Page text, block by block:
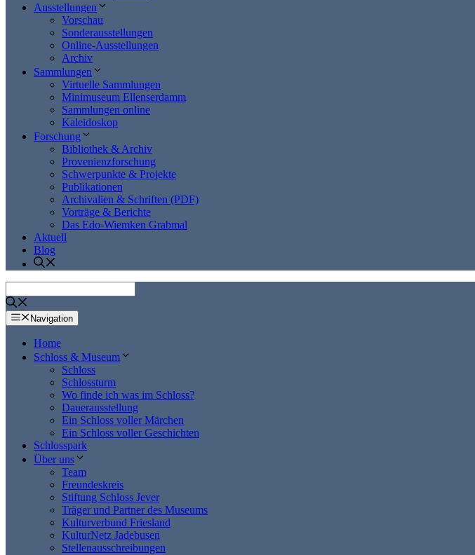
Ausstellungen
Vorschau
Sonderausstellungen
Online-Ausstellungen
Archiv
Sammlungen
Virtuelle Sammlungen
Minimuseum Ellenserdamm
Sammlungen online
Kaleidoskop
Forschung
Bibliothek & Archiv
Provenienzforschung
Schwerpunkte & Projekte
Publikationen
Archivalien & Schriften (PDF)
Vorträge & Berichte
Das Edo-Wiemken Grabmal
Aktuell
Blog
Navigation
Home
Schloss & Museum
Schloss
Schlossturm
Wo finde ich was im Schloss?
Dauerausstellung
Ein Schloss voller Märchen
Ein Schloss voller Geschichten
Schlosspark
Über uns
Team
Freundeskreis
Stiftung Schloss Jever
Träger und Partner des Museums
Kulturverbund Friesland
KulturNetz Jadebusen
Stellenausschreibungen